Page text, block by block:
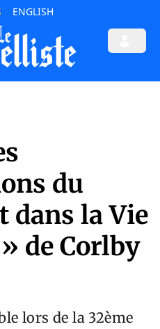
ENGLISH
du
dans la Vie
de Corlby
lors de la 32ème